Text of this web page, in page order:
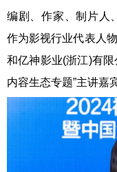
编剧、作家、制片人
作为影视行业代表人
和亿神影业(浙江)有
内容生态专题”主讲嘉